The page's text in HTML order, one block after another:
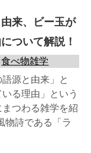
来、ビー玉が
ついて解説！
食べ物雑学
源と由来」と
いる理由」という
つわる雑学を紹
物詩である「ラ